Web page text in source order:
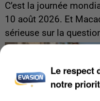
C’est la journée
10 août 2026. Et
sérieuse sur la
Le respect
notre